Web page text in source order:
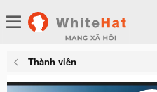
Thành viên